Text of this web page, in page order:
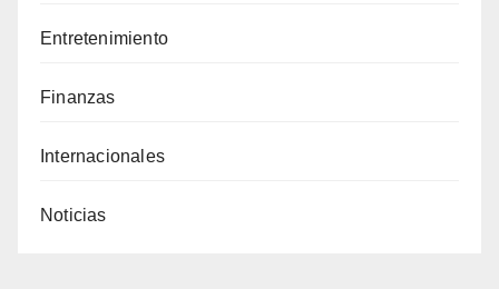
Entretenimiento
Finanzas
Internacionales
Noticias